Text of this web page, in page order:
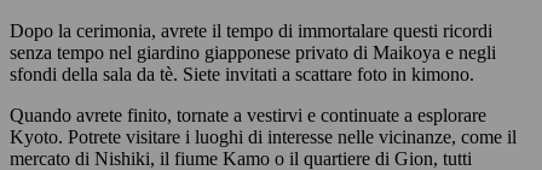
Dopo la cerimonia, avrete il tempo di immortalare questi ricordi
senza tempo nel giardino giapponese privato di Maikoya e negli
sfondi della sala da tè. Siete invitati a scattare foto in kimono.
Quando avrete finito, tornate a vestirvi e continuate a esplorare
Kyoto. Potrete visitare i luoghi di interesse nelle vicinanze, come il
mercato di Nishiki, il fiume Kamo o il quartiere di Gion, tutti